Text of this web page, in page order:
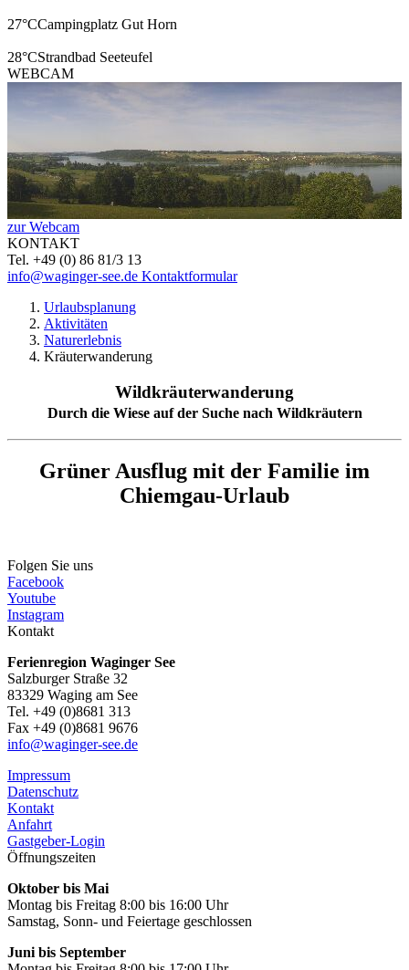
27°CCampingplatz Gut Horn
28°CStrandbad Seeteufel
WEBCAM
zur Webcam
KONTAKT
Tel. +49 (0) 86 81/3 13
info@waginger-see.de Kontaktformular
Urlaubsplanung
Aktivitäten
Naturerlebnis
Kräuterwanderung
Wildkräuterwanderung
Durch die Wiese auf der Suche nach Wildkräutern
Grüner Ausflug mit der Familie im
Chiemgau-Urlaub
Folgen Sie uns
Facebook
Youtube
Instagram
Kontakt
Ferienregion Waginger See
Salzburger Straße 32
83329 Waging am See
Tel. +49 (0)8681 313
Fax +49 (0)8681 9676
info@waginger-see.de
Impressum
Datenschutz
Kontakt
Anfahrt
Gastgeber-Login
Öffnungszeiten
Oktober bis Mai
Montag bis Freitag 8:00 bis 16:00 Uhr
Samstag, Sonn- und Feiertage geschlossen
Juni bis September